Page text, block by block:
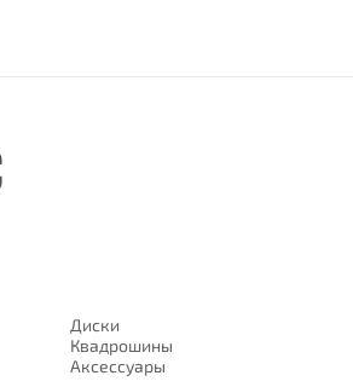
Диски
Квадрошины
Аксессуары